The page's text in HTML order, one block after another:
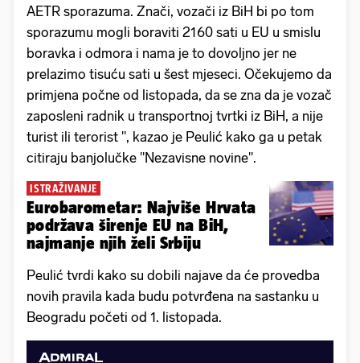
AETR sporazuma. Znači, vozači iz BiH bi po tom
sporazumu mogli boraviti 2160 sati u EU u smislu
boravka i odmora i nama je to dovoljno jer ne
prelazimo tisuću sati u šest mjeseci. Očekujemo da
primjena počne od listopada, da se zna da je vozač
zaposleni radnik u transportnoj tvrtki iz BiH, a nije
turist ili terorist ", kazao je Peulić kako ga u petak
citiraju banjolučke "Nezavisne novine".
ISTRAŽIVANJE
Eurobarometar: Najviše Hrvata
podržava širenje EU na BiH,
najmanje njih želi Srbiju
Peulić tvrdi kako su dobili najave da će provedba
novih pravila kada budu potvrđena na sastanku u
Beogradu početi od 1. listopada.